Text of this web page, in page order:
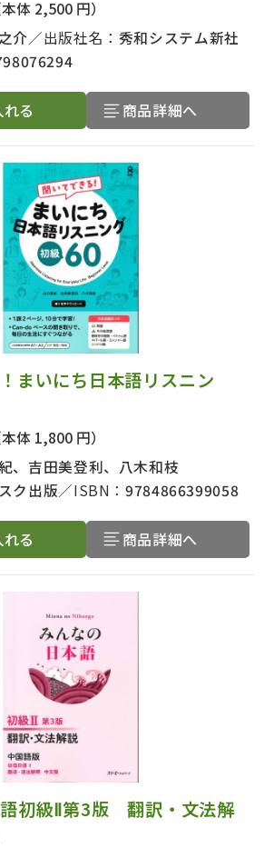
本体 2,500 円）
介 出版社名： 秀和システム新社
る 商品詳細へ
まいにち日本語リスニン
本体 1,800 円）
、吉田美登利、八木和枝
ク出版 ISBN：9784866399058
る 商品詳細へ
初級Ⅱ第3版 翻訳・文法解